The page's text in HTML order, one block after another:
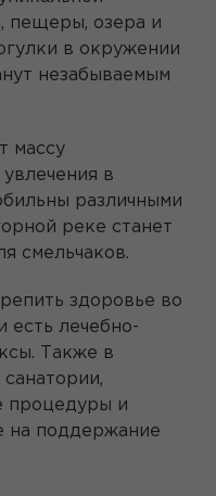
пещеры, озера и
в окружении
незабываемым
массу
в
различными
реке станет
смельчаков.
здоровье во
есть лечебно-
Также в
процедуры и
на поддержание